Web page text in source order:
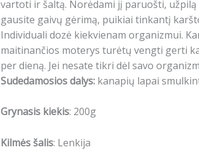
vartoti ir šaltą. Norėdami jį paruošti,
gausite gaivų gėrimą, puikiai tinkantį
Individuali dozė kiekvienam organizmui.
maitinančios moterys turėtų vengti gerti
per dieną. Jei nesate tikri dėl savo
Sudedamosios dalys: kanapių lapai
Grynasis kiekis: 200g
Kilmės šalis: Lenkija